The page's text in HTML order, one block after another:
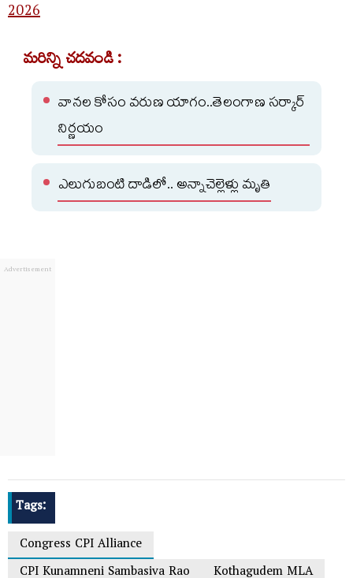
2026
మరిన్ని చదవండి :
వానల కోసం వరుణ యాగం..తెలంగాణ సర్కార్
నిర్ణయం
ఎలుగుబంటి దాడిలో.. అన్నాచెల్లెళ్లు మృతి
Tags:
Congress CPI Alliance